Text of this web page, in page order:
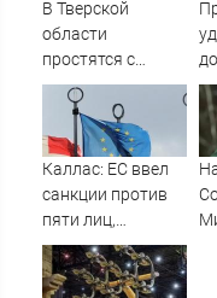
В Тверской
области
простятся с
рядовым,
погибшим на СВО
почти год назад
Каллас: ЕС ввел
санкции против
пяти лиц,
связанных с ОПК
России